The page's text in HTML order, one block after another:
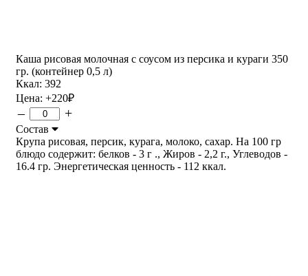
Каша рисовая молочная с соусом из персика и кураги 350
гр. (контейнер 0,5 л)
Ккал: 392
Цена: +220₽
– +
Состав
Крупа рисовая, персик, курага, молоко, сахар. На 100 гр
блюдо содержит: белков - 3 г ., Жиров - 2,2 г., Углеводов -
16.4 гр. Энергетическая ценность - 112 ккал.